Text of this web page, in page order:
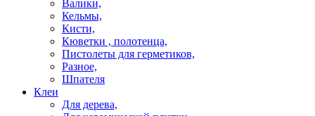
Валики,
Кельмы,
Кисти,
Кюветки , полотенца,
Пистолеты для герметиков,
Разное,
Шпателя
Клеи
Для дерева,